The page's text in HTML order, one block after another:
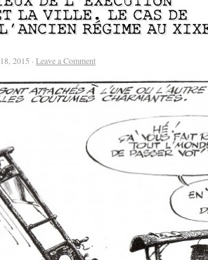
LA VILLE. LE CAS DE
RÉGIME AU
2015 · Leave a Comment